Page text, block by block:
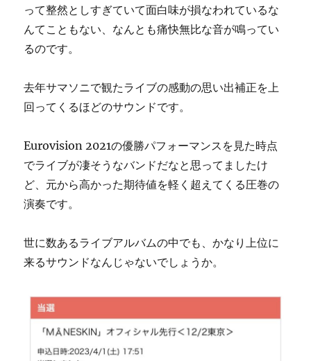
って整然としすぎていて面白味が損なわれているな
んてこともない、なんとも痛快無比な音が鳴ってい
るのです。
去年サマソニで観たライブの感動の思い出補正を上
回ってくるほどのサウンドです。
Eurovision 2021の優勝パフォーマンスを見た時点
でライブが凄そうなバンドだなと思ってましたけ
ど、元から高かった期待値を軽く超えてくる圧巻の
演奏です。
世に数あるライブアルバムの中でも、かなり上位に
来るサウンドなんじゃないでしょうか。